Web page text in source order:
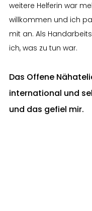
weitere Helferin war
willkommen und ich
mit an. Als
ich, was zu tun war.
Das Offene
international und
und das gefiel mir.